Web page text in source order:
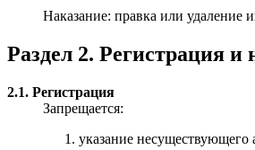
Наказание: правка или удаление
Раздел 2. Регистрация и
2.1. Регистрация
Запрещается:
указание несуществующего